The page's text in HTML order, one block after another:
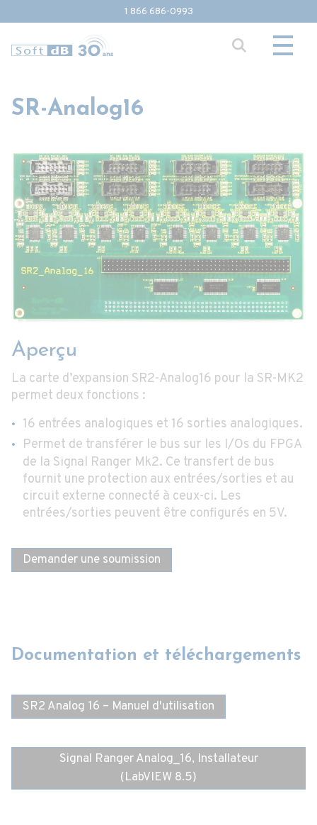
1 866 686-0993
SR-Analog16
Aperçu
La carte d’expansion SR2-Analog16 pour la SR-MK2
permet deux fonctions :
16 entrées analogiques et 16 sorties analogiques.
Permet de transférer le bus sur les I/Os du FPGA
de la Signal Ranger Mk2. Ce transfert de bus
fournit une protection aux entrées/sorties et au
circuit externe connecté à ceux-ci. Les
entrées/sorties peuvent être configurés en 5V.
Demander une soumission
Documentation et téléchargements
SR2 Analog 16 – Manuel d'utilisation
Signal Ranger Analog_16, Installateur
(LabVIEW 8.5)